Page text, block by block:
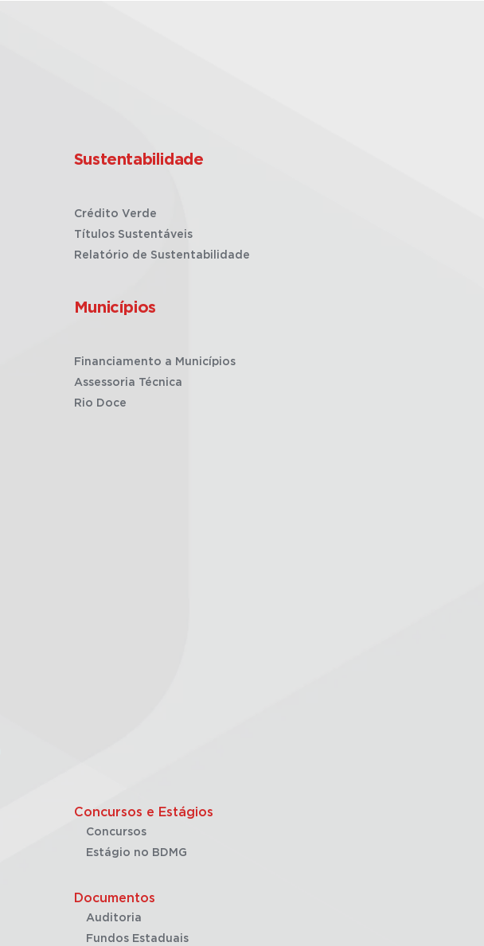
Sustentabilidade
Crédito Verde
Títulos Sustentáveis
Relatório de Sustentabilidade
Municípios
Financiamento a Municípios
Assessoria Técnica
Rio Doce
Concursos e Estágios
Concursos
Estágio no BDMG
Documentos
Auditoria
Fundos Estaduais